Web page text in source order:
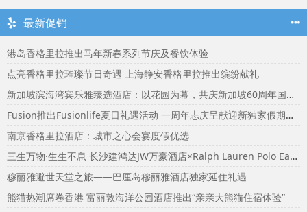
最新促销
港岛香格里拉推出马年新春系列节庆及餐饮体验
点亮香格里拉璀璨节日奇遇 上海静安香格里拉推出缤纷献礼
新加坡滨海湾宾乐雅臻选酒店：以花园为幕，共庆新加坡60周年国庆盛宴
Fusion推出Fusionlife夏日礼遇活动 一周年志庆呈献迎新独家假期奖赏
南京香格里拉酒店：城市之心会宴度假优选
三生万物·生生不息 长沙建鸿达JW万豪酒店×Ralph Lauren Polo Earth开启可持续生活旅行美学
穆丽雅避世天堂之旅——巴厘岛穆丽雅酒店独家延住礼遇
熊猫热潮席卷香港 富丽敦海洋公园酒店推出“亲亲大熊猫住宿体验”